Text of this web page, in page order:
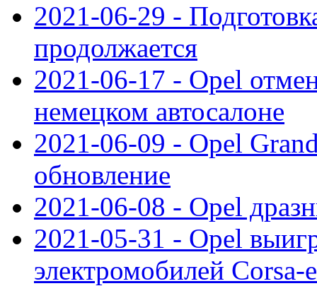
2021-06-29 -
продолжается
2021-06-17 - Opel
немецком автосалоне
2021-06-09 - Opel
обновление
2021-06-08 - Opel
2021-05-31 - Opel
электромобилей Corsa-e